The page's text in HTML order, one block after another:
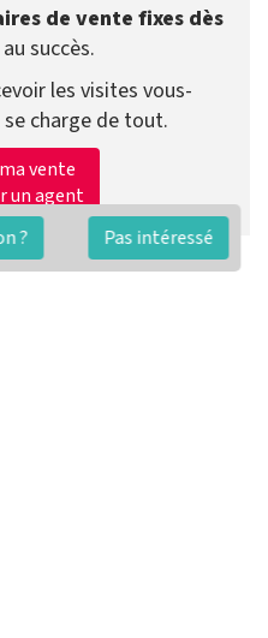
? Pas intéressé
de vente fixes dès
succès.
les visites vous-
charge de tout.
vente
un agent